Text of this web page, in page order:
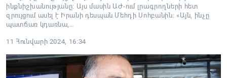
ինքնիշխանությանը: Այս մասին ԱԺ-ում լրագրողների հետ
զրույցում ասել է Իրանի դեսպան Մեհդի Սոհբանին: «Այն, ինչը
պատճառ կդառնա,…
11 Հունվարի 2024, 16:34